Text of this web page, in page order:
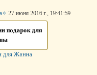
27 июня 2016 г., 19:41:59
подарок для
для Жанна